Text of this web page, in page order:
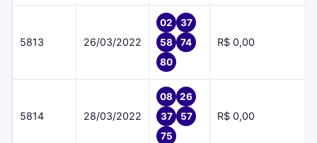
5813 26/03/2022
02
37
58
74
80
R$ 0,00
5814 28/03/2022
08
26
37
57
75
R$ 0,00